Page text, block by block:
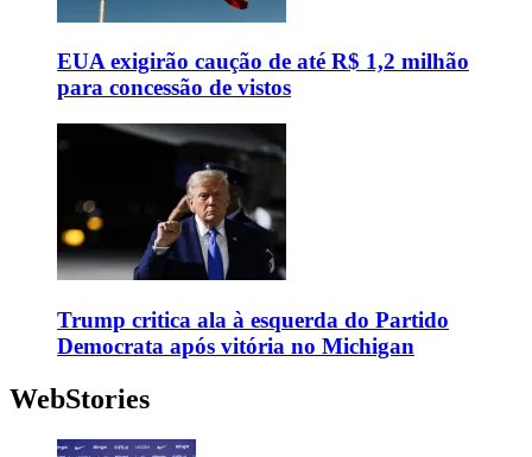
EUA exigirão caução de até R$ 1,2 milhão
para concessão de vistos
Trump critica ala à esquerda do Partido
Democrata após vitória no Michigan
WebStories